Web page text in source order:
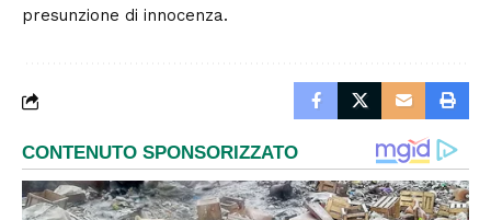
presunzione di innocenza.